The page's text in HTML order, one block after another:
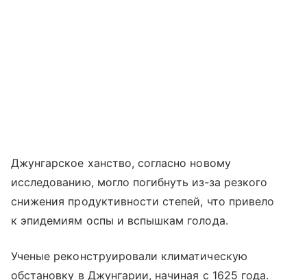
Джунгарское ханство, согласно новому
исследованию, могло погибнуть из‑за резкого
снижения продуктивности степей, что привело
к эпидемиям оспы и вспышкам голода.
Ученые реконструировали климатическую
обстановку в Джунгарии, начиная с 1625 года.